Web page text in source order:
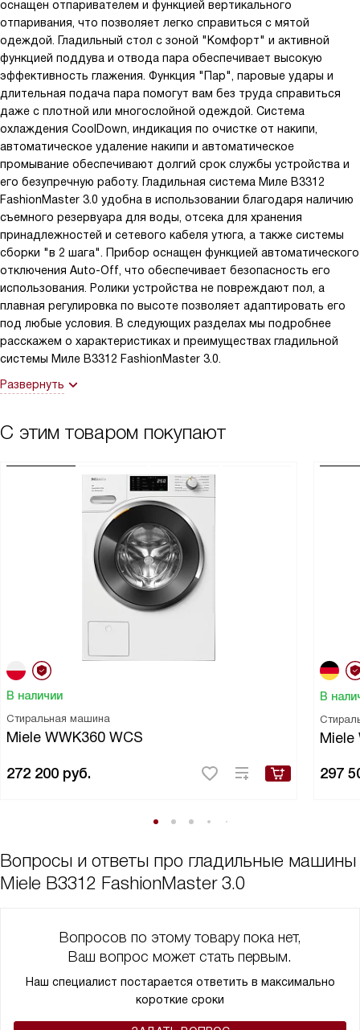
оснащен отпаривателем и функцией вертикального
отпаривания, что позволяет легко справиться с мятой
одеждой. Гладильный стол с зоной "Комфорт" и активной
функцией поддува и отвода пара обеспечивает высокую
эффективность глажения. Функция "Пар", паровые удары и
длительная подача пара помогут вам без труда справиться
даже с плотной или многослойной одеждой. Система
охлаждения CoolDown, индикация по очистке от накипи,
автоматическое удаление накипи и автоматическое
промывание обеспечивают долгий срок службы устройства и
его безупречную работу. Гладильная система Миле B3312
FashionMaster 3.0 удобна в использовании благодаря наличию
съемного резервуара для воды, отсека для хранения
принадлежностей и сетевого кабеля утюга, а также системы
сборки "в 2 шага". Прибор оснащен функцией автоматического
отключения Auto-Off, что обеспечивает безопасность его
использования. Ролики устройства не повреждают пол, а
плавная регулировка по высоте позволяет адаптировать его
под любые условия. В следующих разделах мы подробнее
расскажем о характеристиках и преимуществах гладильной
системы Миле B3312 FashionMaster 3.0.
Развернуть
С этим товаром покупают
В наличии
Стиральная машина
Miele WWK360 WCS
272 200 руб.
В
Miele
297
Вопросы и ответы про гладильные машины
Miele B3312 FashionMaster 3.0
Вопросов по этому товару пока нет,
Ваш вопрос может стать первым.
Наш специалист постарается ответить в максимально
короткие сроки